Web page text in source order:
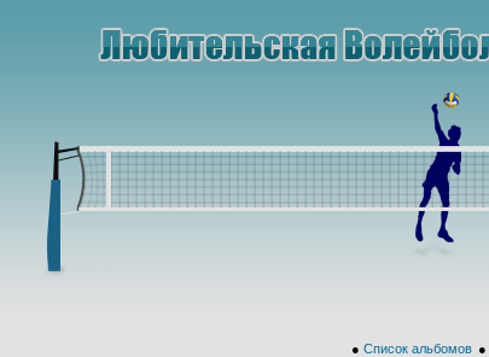
● Список альбомов ●